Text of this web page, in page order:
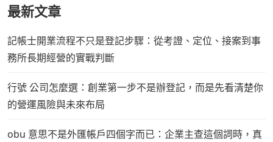
最新文章
記帳士開業流程不只是登記步驟：從考證、定位、接案到事
務所長期經營的實戰判斷
行號 公司怎麼選：創業第一步不是辦登記，而是先看清楚你
的營運風險與未來布局
obu 意思不是外匯帳戶四個字而已：企業主查這個詞時，真